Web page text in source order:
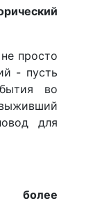
просто
- пусть
во
для
более